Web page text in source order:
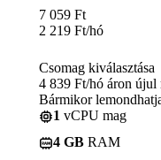
7 059 Ft
2 219 Ft/hó
Csomag kiválasztása
4 839 Ft/hó áron újul
Bármikor
1 vCPU mag
4 GB RAM